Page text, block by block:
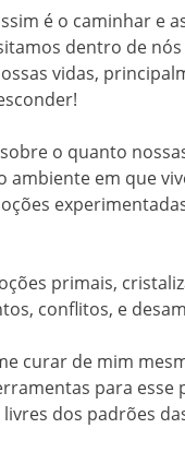
é o caminhar e
dentro de
vidas,
o quanto
ambiente em que
primais,
conflitos, e
curar de mim
para
dos padrões